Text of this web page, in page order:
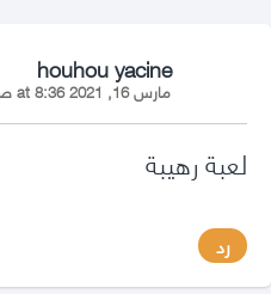
houhou yacine
مارس 16, 2021 at 8:36 ص
لعبة رهيبة
رد